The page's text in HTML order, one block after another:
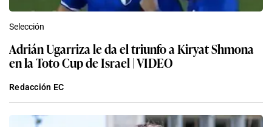
Selección
Adrián Ugarriza le da el triunfo a Kiryat Shmona
en la Toto Cup de Israel | VIDEO
Redacción EC